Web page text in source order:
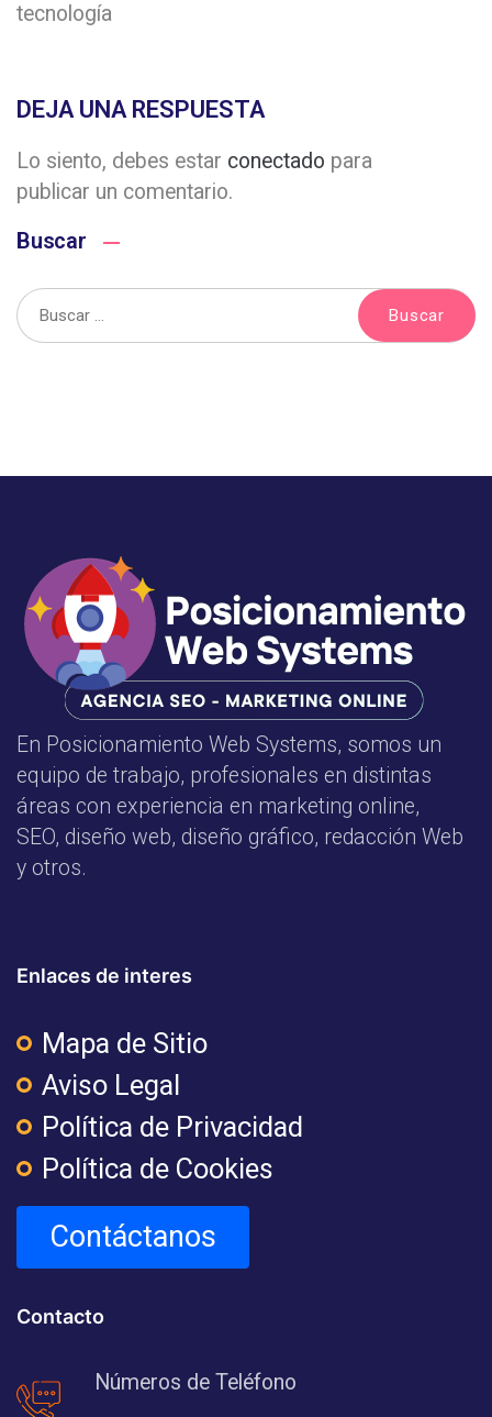
tecnología
DEJA UNA RESPUESTA
Lo siento, debes estar conectado para
publicar un comentario.
Buscar
En Posicionamiento Web Systems, somos un
equipo de trabajo, profesionales en distintas
áreas con experiencia en marketing online,
SEO, diseño web, diseño gráfico, redacción Web
y otros.
Enlaces de interes
Mapa de Sitio
Aviso Legal
Política de Privacidad
Política de Cookies
Contáctanos
Contacto
Números de Teléfono